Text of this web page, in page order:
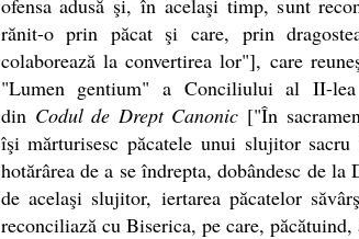
rănit-o prin păcat şi care, prin
colaborează la convertirea lor"], care
"Lumen gentium" a Conciliului al II-
din Codul de Drept Canonic["În
îşi mărturisesc păcatele unui slujitor
hotărârea de a se îndrepta, dobândesc de la
de acelaşi slujitor, iertarea păcatelor
reconciliază cu Biserica, pe care,